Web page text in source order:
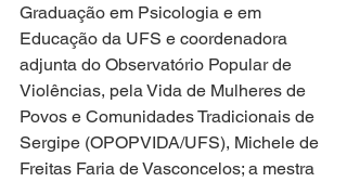
Graduação em Psicologia e em
Educação da UFS e coordenadora
adjunta do Observatório Popular de
Violências, pela Vida de Mulheres de
Povos e Comunidades Tradicionais de
Sergipe (OPOPVIDA/UFS), Michele de
Freitas Faria de Vasconcelos; a mestra